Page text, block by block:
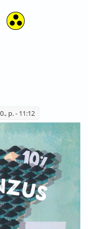
p. - 11:12